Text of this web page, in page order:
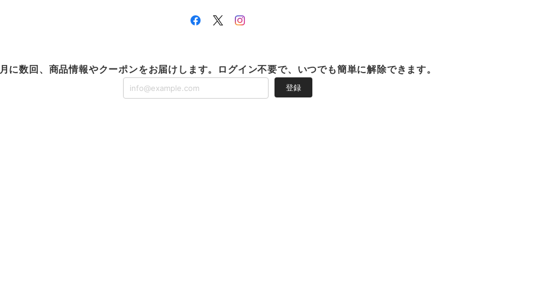
月に数回、商品情報やクーポンをお届けします。ログイン不要で、いつでも簡単に解除できます。
登録